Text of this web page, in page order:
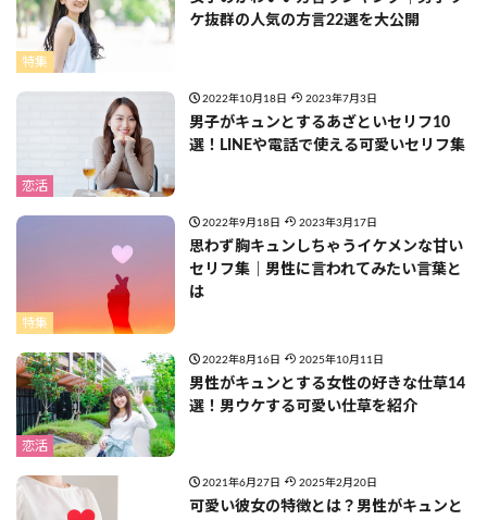
特集
ケ抜群の人気の方言22選を大公開
恋活
2022年10月18日 2023年7月3日
男子がキュンとするあざといセリフ10
選！LINEや電話で使える可愛いセリフ集
特集
2022年9月18日 2023年3月17日
思わず胸キュンしちゃうイケメンな甘い
セリフ集｜男性に言われてみたい言葉と
は
恋活
2022年8月16日 2025年10月11日
男性がキュンとする女性の好きな仕草14
選！男ウケする可愛い仕草を紹介
2021年6月27日 2025年2月20日
可愛い彼女の特徴とは？男性がキュンと